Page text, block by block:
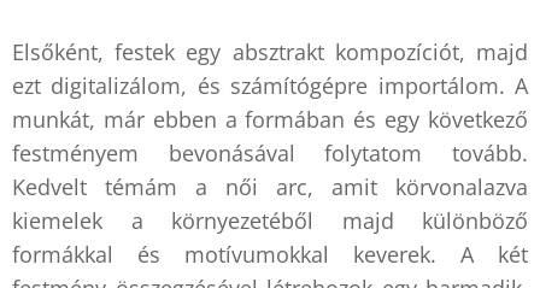
Elsőként, festek egy absztrakt kompozíciót, majd
ezt digitalizálom, és számítógépre importálom. A
munkát, már ebben a formában és egy következő
festményem bevonásával folytatom tovább.
Kedvelt témám a női arc, amit körvonalazva
kiemelek a környezetéből majd különböző
formákkal és motívumokkal keverek. A két